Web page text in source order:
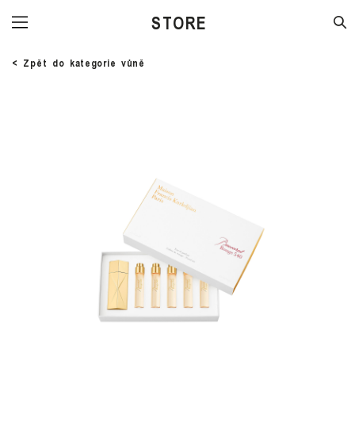
STORE
< Zpět do kategorie vůně